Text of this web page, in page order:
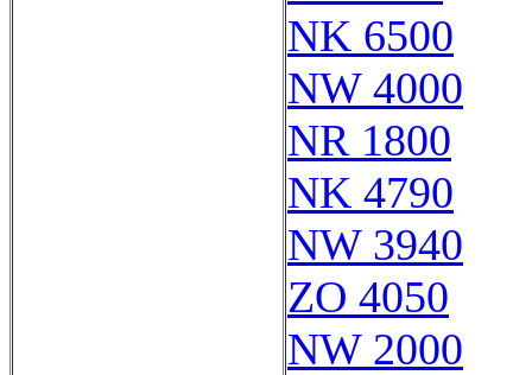
NK 6500
NW 4000
NR 1800
NK 4790
NW 3940
ZO 4050
NW 2000